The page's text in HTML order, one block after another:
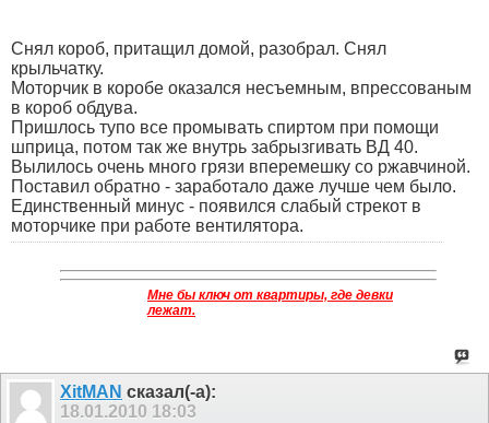
Снял короб, притащил домой, разобрал. Снял
крыльчатку.
Моторчик в коробе оказался несъемным, впрессованым
в короб обдува.
Пришлось тупо все промывать спиртом при помощи
шприца, потом так же внутрь забрызгивать ВД 40.
Вылилось очень много грязи вперемешку со ржавчиной.
Поставил обратно - заработало даже лучше чем было.
Единственный минус - появился слабый стрекот в
моторчике при работе вентилятора.
Мне бы ключ от квартиры, где девки
лежат.
XitMAN сказал(-а):
18.01.2010 18:03